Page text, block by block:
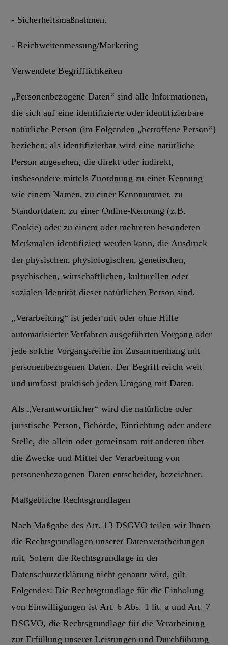
- Sicherheitsmaßnahmen.
- Reichweitenmessung/Marketing
Verwendete Begrifflichkeiten
„Personenbezogene Daten“ sind alle Informationen,
die sich auf eine identifizierte oder identifizierbare
natürliche Person (im Folgenden „betroffene Person“)
beziehen; als identifizierbar wird eine natürliche
Person angesehen, die direkt oder indirekt,
insbesondere mittels Zuordnung zu einer Kennung
wie einem Namen, zu einer Kennnummer, zu
Standortdaten, zu einer Online-Kennung (z.B.
Cookie) oder zu einem oder mehreren besonderen
Merkmalen identifiziert werden kann, die Ausdruck
der physischen, physiologischen, genetischen,
psychischen, wirtschaftlichen, kulturellen oder
sozialen Identität dieser natürlichen Person sind.
„Verarbeitung“ ist jeder mit oder ohne Hilfe
automatisierter Verfahren ausgeführten Vorgang oder
jede solche Vorgangsreihe im Zusammenhang mit
personenbezogenen Daten. Der Begriff reicht weit
und umfasst praktisch jeden Umgang mit Daten.
Als „Verantwortlicher“ wird die natürliche oder
juristische Person, Behörde, Einrichtung oder andere
Stelle, die allein oder gemeinsam mit anderen über
die Zwecke und Mittel der Verarbeitung von
personenbezogenen Daten entscheidet, bezeichnet.
Maßgebliche Rechtsgrundlagen
Nach Maßgabe des Art. 13 DSGVO teilen wir Ihnen
die Rechtsgrundlagen unserer Datenverarbeitungen
mit. Sofern die Rechtsgrundlage in der
Datenschutzerklärung nicht genannt wird, gilt
Folgendes: Die Rechtsgrundlage für die Einholung
von Einwilligungen ist Art. 6 Abs. 1 lit. a und Art. 7
DSGVO, die Rechtsgrundlage für die Verarbeitung
zur Erfüllung unserer Leistungen und Durchführung